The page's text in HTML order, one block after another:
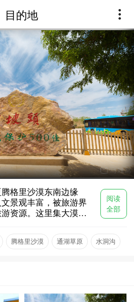
目的地
格里沙漠东南边缘
景观丰富，被旅游界
资源。这里集大漠、
，还有世界文化遗产
阅读
全部
腾格里沙漠 通湖草原
水洞沟
格里沙漠东南边缘处，自然景观独
游界专家誉为世界垄断性旅游资
高山、绿洲为一处，极具西北风光
秀美，还有世界文化遗产战国秦长
《爸爸去哪儿》的拍摄地之一，有
的亲子互动区和拍摄基地看一看。
貌，极似中国阴阳太极图，曾被美
志作为世界奇观向全球推出。